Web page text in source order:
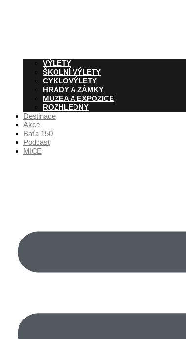
VÝLETY
ŠKOLNÍ VÝLETY
CYKLOVÝLETY
HRADY A ZÁMKY
MUZEA A EXPOZICE
ROZHLEDNY
Destinace
Akce
Baťa 150
Podcast
MICE